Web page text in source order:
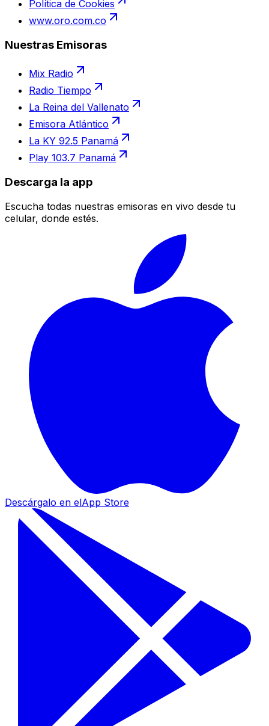
Política de Cookies
www.oro.com.co
Nuestras Emisoras
Mix Radio
Radio Tiempo
La Reina del Vallenato
Emisora Atlántico
La KY 92.5 Panamá
Play 103.7 Panamá
Descarga la app
Escucha todas nuestras emisoras en vivo desde tu
celular, donde estés.
Descárgalo en elApp Store